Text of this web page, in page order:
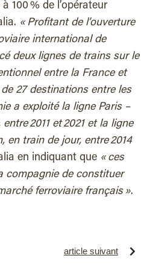
100 % de l’opérateur
« Profitant de l’ouverture
international de
deux lignes de trains sur le
entre la France et
27 destinations entre les
a exploité la ligne Paris –
2011 et 2021 et la ligne
en train de jour, entre 2014
en indiquant que « ces
compagnie de constituer
ferroviaire français ».
article suivant